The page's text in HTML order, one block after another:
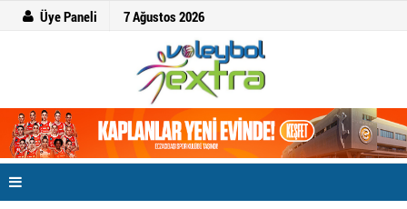
Üye Paneli 7 Ağustos 2026